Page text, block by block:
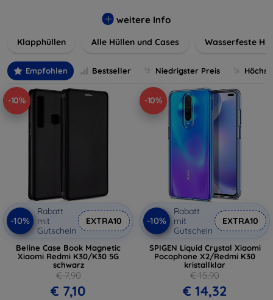
Farben, um Ihren persönlichen Stil perfekt zu
weitere Info
Klapphüllen Alle Hüllen und Cases Wasserfeste
Empfohlen Bestseller Niedrigster Preis
-10%
-10%
Rabatt
mit
Gutschein
EXTRA10
Beline Case Book Magnetic
Xiaomi Redmi K30/K30 5G
schwarz
€ 7,90
€ 7,10
-10%
-10%
Rabatt
mit
Gutschein
EXTRA10
SPIGEN Liquid Crystal Xiaomi
Pocophone X2/Redmi K30
kristallklar
€ 15,90
€ 14,32